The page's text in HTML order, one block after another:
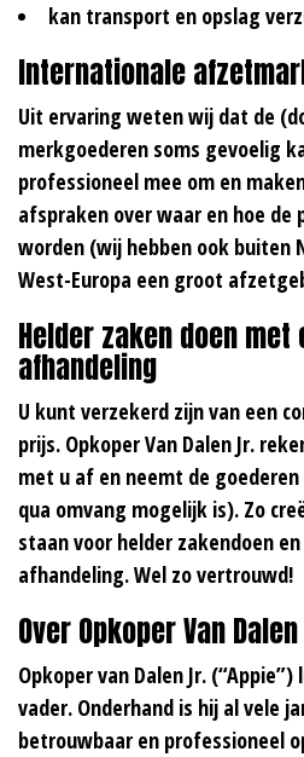
kan transport en opslag
Internationale
Uit ervaring weten wij dat de
merkgoederen soms gevoelig
professioneel mee om en
afspraken over waar en hoe de
worden (wij hebben ook buiten
West-Europa een groot
Helder zaken doen
afhandeling
U kunt verzekerd zijn van een
prijs. Opkoper Van Dalen Jr.
met u af en neemt de
qua omvang mogelijk is). Zo
staan voor helder zakendoen
afhandeling. Wel zo vertrouwd!
Over Opkoper Van
Opkoper van Dalen Jr.
vader. Onderhand is hij al vele
betrouwbaar en professioneel